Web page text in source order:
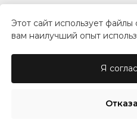
© CONCEPT MARKET,
ПОЛИТИКА
ПУБЛИЧНАЯ ОФЕРТА
Этот сайт использует
вам наилучший опыт
Я